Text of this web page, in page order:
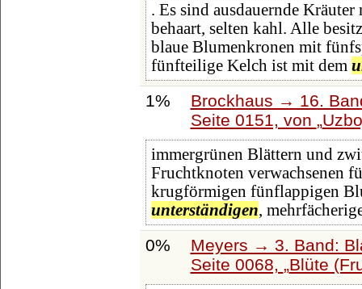
. Es sind ausdauernde
behaart, selten kahl. Alle
blaue Blumenkronen mit
fünfteilige Kelch ist mit dem
1%
Brockhaus → 16.
Seite 0151, von
immergrünen Blättern und
Fruchtknoten verwachsenen
krugförmigen fünflappigen
unterständigen,
0%
Meyers → 3. Band:
Seite 0068,
Blüte